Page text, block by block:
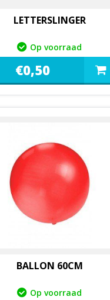
LETTERSLINGER
Op voorraad
€0,50
BALLON 60CM
Op voorraad